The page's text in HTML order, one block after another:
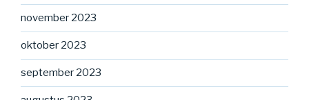
november 2023
oktober 2023
september 2023